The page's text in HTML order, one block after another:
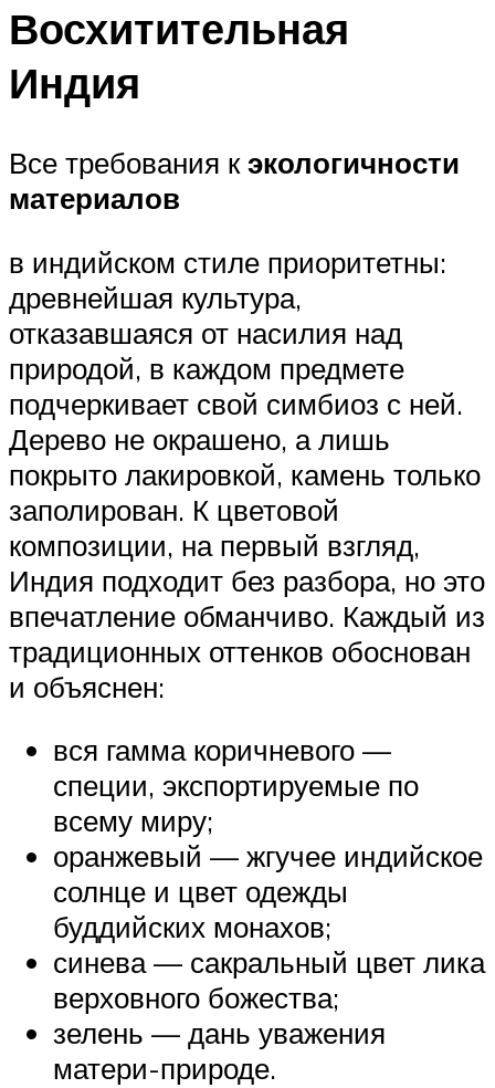
Восхитительная
Индия
Все требования кэкологичности
материалов
в индийском стиле приоритетны:
древнейшая культура,
отказавшаяся от насилия над
природой, в каждом предмете
подчеркивает свой симбиоз с ней.
Дерево не окрашено, а лишь
покрыто лакировкой, камень только
заполирован. К цветовой
композиции, на первый взгляд,
Индия подходит без разбора, но это
впечатление обманчиво. Каждый из
традиционных оттенков обоснован
и объяснен:
вся гамма коричневого —
специи, экспортируемые по
всему миру;
оранжевый — жгучее индийское
солнце и цвет одежды
буддийских монахов;
синева — сакральный цвет лика
верховного божества;
зелень — дань уважения
матери-природе.